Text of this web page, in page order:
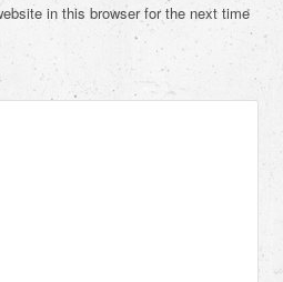
in this browser for the next time